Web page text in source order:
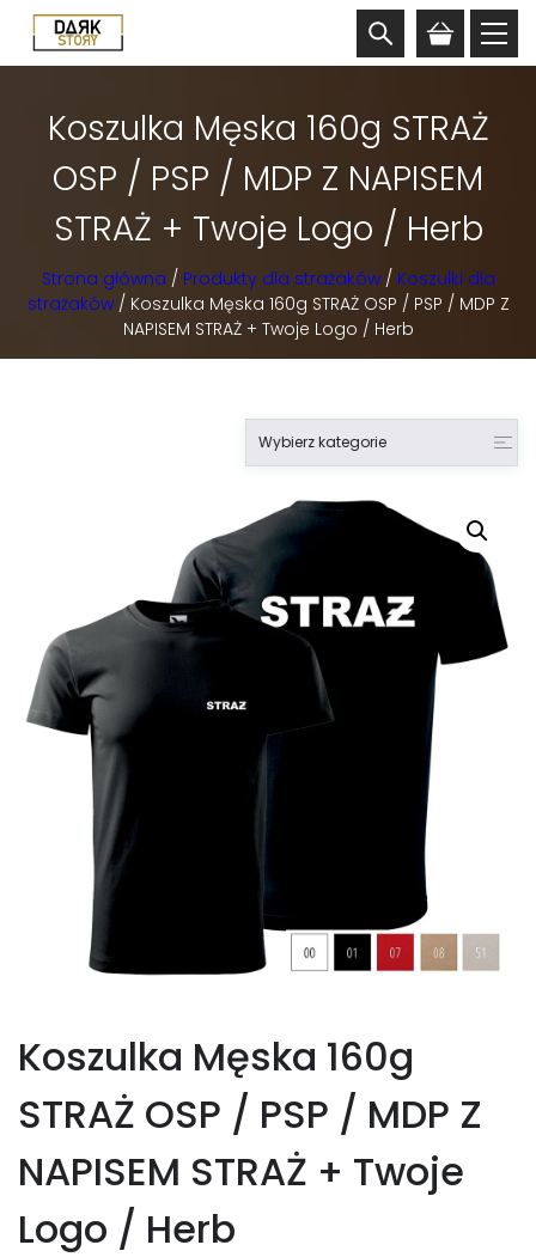
Koszulka Męska 160g STRAŻ
OSP / PSP / MDP Z NAPISEM
STRAŻ + Twoje Logo / Herb
Strona główna / Produkty dla strażaków/ Koszulki dla
strażaków/ Koszulka Męska 160g STRAŻ OSP / PSP / MDP Z
NAPISEM STRAŻ + Twoje Logo / Herb
Wybierz kategorie
Koszulka Męska 160g
STRAŻ OSP / PSP / MDP Z
NAPISEM STRAŻ + Twoje
Logo / Herb